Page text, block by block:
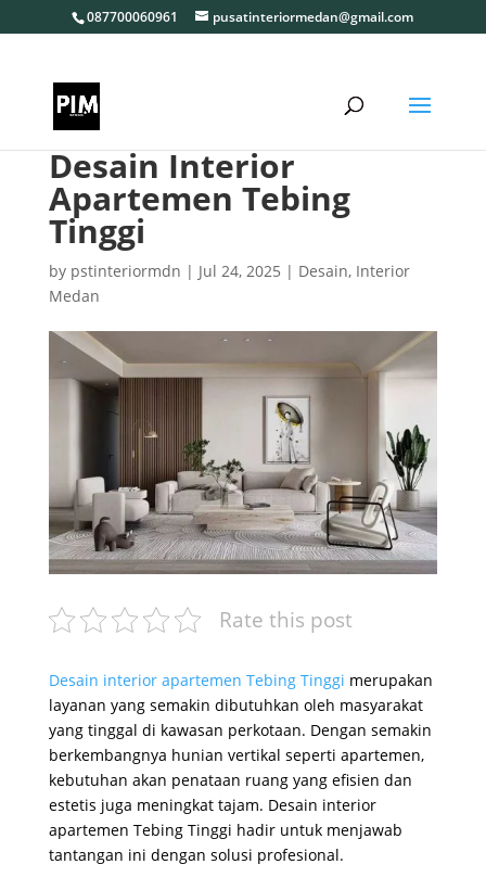
087700060961 pusatinteriormedan@gmail.com
Desain Interior
Apartemen Tebing
Tinggi
by pstinteriormdn | Jul 24, 2025 | Desain, Interior
Medan
Rate this post
Desain interior apartemen Tebing Tinggi merupakan
layanan yang semakin dibutuhkan oleh masyarakat
yang tinggal di kawasan perkotaan. Dengan semakin
berkembangnya hunian vertikal seperti apartemen,
kebutuhan akan penataan ruang yang efisien dan
estetis juga meningkat tajam. Desain interior
apartemen Tebing Tinggi hadir untuk menjawab
tantangan ini dengan solusi profesional.